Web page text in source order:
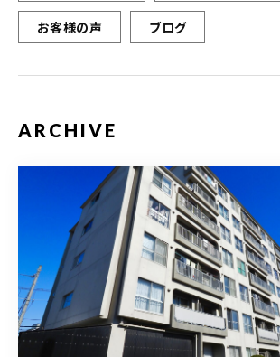
お客様の声 ブログ
ARCHIVE